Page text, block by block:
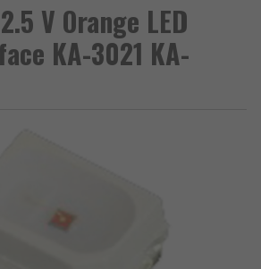
V Orange LED
KA-3021 KA-